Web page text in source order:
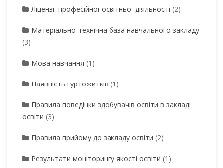
Ліцензії професійної освітньої діяльності (2)
Матеріально-технічна база навчального закладу
(3)
Мова навчання (1)
Наявність гуртожитків (1)
Правила поведінки здобувачів освіти в закладі
освіти (3)
Правила прийому до закладу освіти (2)
Результати моніторингу якості освіти (1)